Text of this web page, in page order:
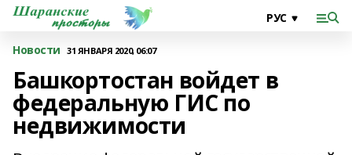
Новости 31 ЯНВАРЯ 2020, 06:07
Башкортостан войдет в
федеральную ГИС по
недвижимости